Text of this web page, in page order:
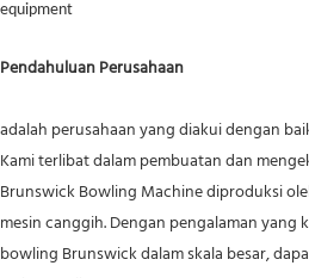
Pendahuluan Perusahaan
adalah perusahaan yang diakui dengan
Kami terlibat dalam pembuatan dan
Brunswick Bowling Machine diproduksi
mesin canggih. Dengan pengalaman yang
bowling Brunswick dalam skala besar,